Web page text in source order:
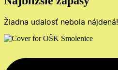
Žiadna udalosť nebola nájdená!